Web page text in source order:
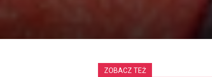
ZOBACZ TEŻ